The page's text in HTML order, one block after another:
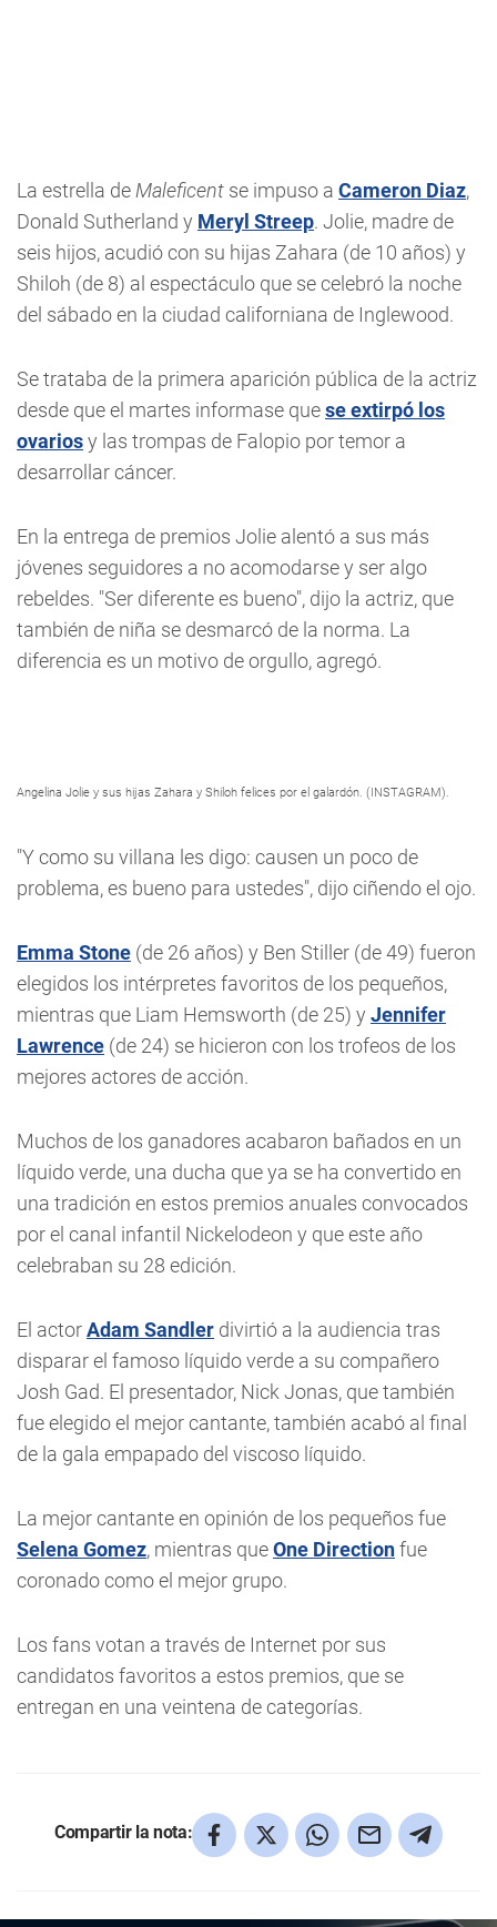
La estrella de Maleficent se impuso a Cameron Diaz,
Donald Sutherland y Meryl Streep. Jolie, madre de
seis hijos, acudió con su hijas Zahara (de 10 años) y
Shiloh (de 8) al espectáculo que se celebró la noche
del sábado en la ciudad californiana de Inglewood.
Se trataba de la primera aparición pública de la actriz
desde que el martes informase quese extirpó los
ovariosy las trompas de Falopio por temor a
desarrollar cáncer.
En la entrega de premios Jolie alentó a sus más
jóvenes seguidores a no acomodarse y ser algo
rebeldes. "Ser diferente es bueno", dijo la actriz, que
también de niña se desmarcó de la norma. La
diferencia es un motivo de orgullo, agregó.
Angelina Jolie y sus hijas Zahara y Shiloh felices por el galardón. (INSTAGRAM).
"Y como su villana les digo: causen un poco de
problema, es bueno para ustedes", dijo ciñendo el ojo.
Emma Stone (de 26 años) y Ben Stiller (de 49) fueron
elegidos los intérpretes favoritos de los pequeños,
mientras que Liam Hemsworth (de 25) y Jennifer
Lawrence (de 24) se hicieron con los trofeos de los
mejores actores de acción.
Muchos de los ganadores acabaron bañados en un
líquido verde, una ducha que ya se ha convertido en
una tradición en estos premios anuales convocados
por el canal infantil Nickelodeon y que este año
celebraban su 28 edición.
El actorAdam Sandler divirtió a la audiencia tras
disparar el famoso líquido verde a su compañero
Josh Gad. El presentador, Nick Jonas, que también
fue elegido el mejor cantante, también acabó al final
de la gala empapado del viscoso líquido.
La mejor cantante en opinión de los pequeños fue
Selena Gomez, mientras queOne Directionfue
coronado como el mejor grupo.
Los fans votan a través de Internet por sus
candidatos favoritos a estos premios, que se
entregan en una veintena de categorías.
Compartir la nota: